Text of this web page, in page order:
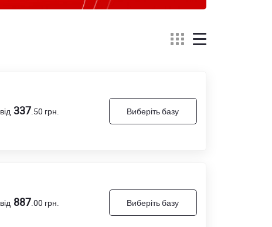
від 337 .50 грн. Виберіть базу
від 887 .00 грн. Виберіть базу